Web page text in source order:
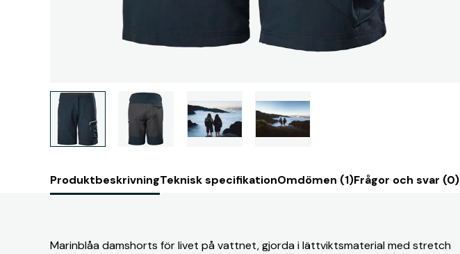
ProduktbeskrivningTeknisk specifikationOmdömen (1)Frågor och svar (0)
Marinblåa damshorts för livet på vattnet, gjorda i lättviktsmaterial med stretch